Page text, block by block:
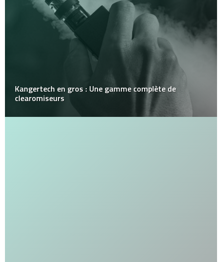
Kangertech en gros : Une gamme complète de
clearomiseurs